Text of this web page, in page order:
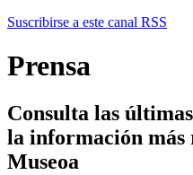
Suscribirse a este canal RSS
Prensa
Consulta las
la información
Museoa